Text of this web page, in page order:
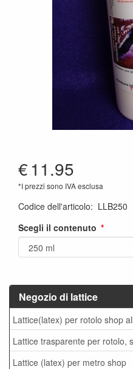
Negozio di lattice
Lattice(latex) per rotolo shop
Lattice trasparente per rotolo,
Lattice (latex) per metro shop
€11.95
*I prezzi sono IVA esclusa
Codice dell'articolo: LLB250
Scegli il contenuto